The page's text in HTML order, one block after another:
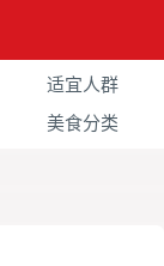
适宜人群
美食分类